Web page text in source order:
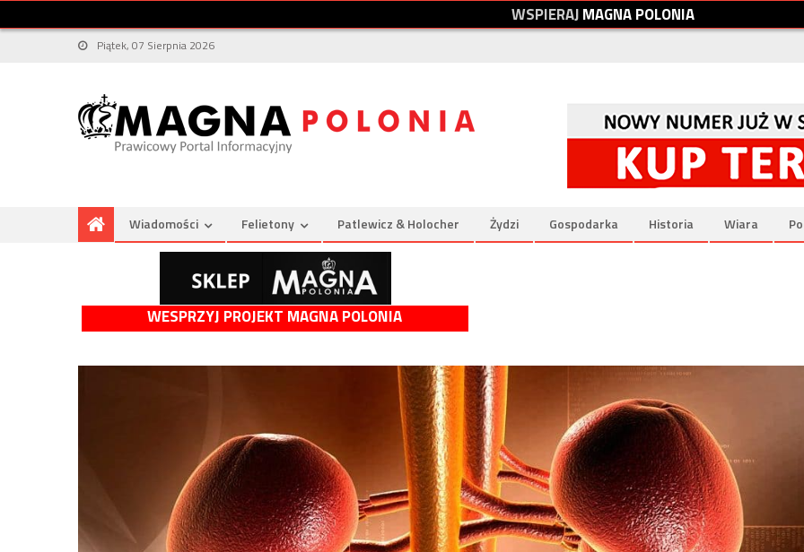
WSPIERAJMAGNAPOLONIA
Piątek, 07 Sierpnia 2026
Wiadomości Felietony Patlewicz & Holocher Żydzi Gospodarka Historia Wiara
WESPRZYJ PROJEKT MAGNA POLONIA